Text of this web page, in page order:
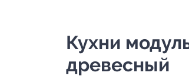
Кухни
древесный